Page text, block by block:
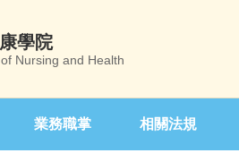
學院
Nursing and Health
業務職掌 相關法規